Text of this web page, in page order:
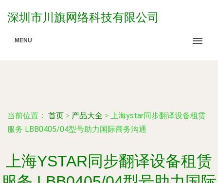
深圳市川旗网络科技有限公司
MENU
当前位置： 首页 > 产品大全 > 上海ystar同步翻译设备租赁
服务 LBB0405/04型号助力国际商务沟通
上海YSTAR同步翻译设备租赁